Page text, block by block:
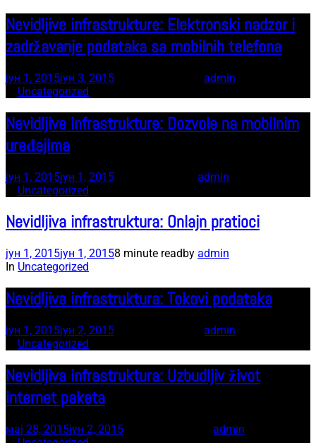
Nevidljive infrastrukture: Elektronski nadzor i
zadržavanje podataka sa mobilnih telefona
јун 1, 2015јун 3, 2015
admin
Uncategorized
Nevidljive infrastrukture: Dozvole na mobilnim
uređajima
јун 1, 2015јун 1, 2015
admin
Uncategorized
Nevidljiva infrastruktura: Onlajn pratioci
јун 1, 2015јун 1, 20158 minute readby admin
In Uncategorized
Nevidljiva infrastruktura: Tokovi podataka
јун 1, 2015јун 2, 2015
admin
Uncategorized
Nevidljiva infrastruktura: Uzbudljiv život
internet paketa
мај 28, 2015јун 2, 2015
admin